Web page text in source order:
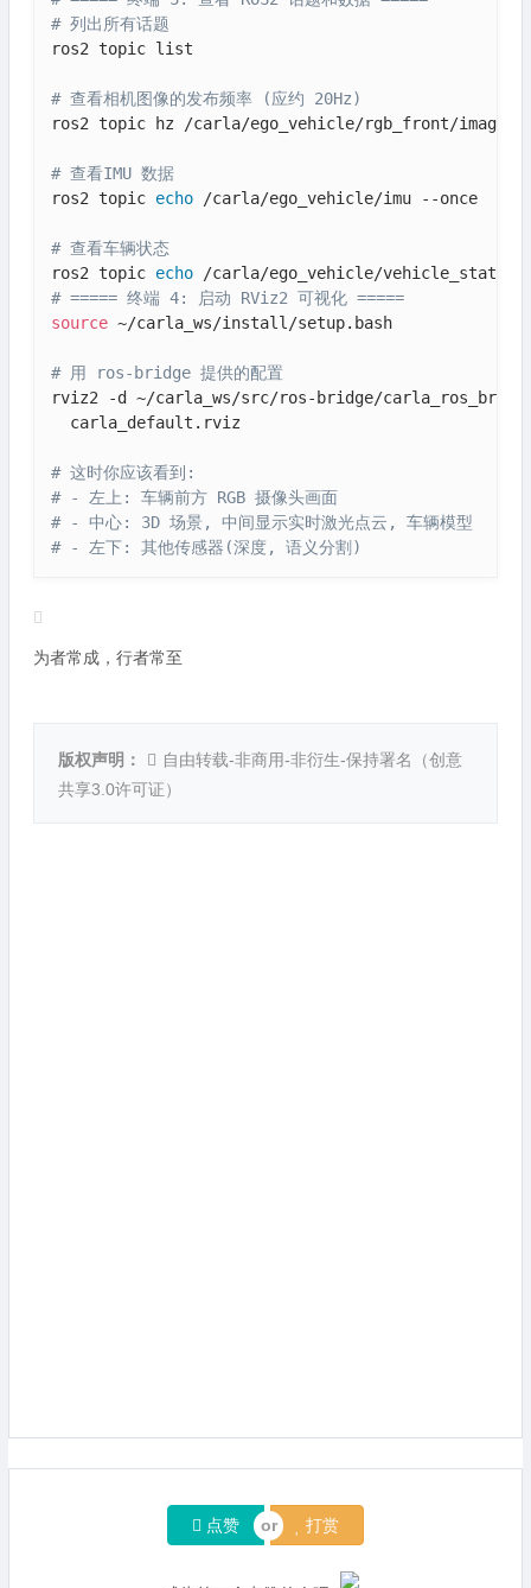
# 列出所有话题
ros2 topic list
# 查看相机图像的发布频率 (应约 20Hz)
ros2 topic hz /carla/ego_vehicle/rgb_front/image
# 查看IMU 数据
ros2 topic echo /carla/ego_vehicle/imu --once
# 查看车辆状态
ros2 topic echo
# ===== 终端 4: 启动 RViz2 可视化 =====
source ~/carla_ws/install/setup.bash
# 用 ros-bridge 提供的配置
rviz2 -d ~/carla_ws/src/ros-bridge/
  carla_default.rviz
# 这时你应该看到:
# - 左上: 车辆前方 RGB 摄像头画面
# - 中心: 3D 场景, 中间显示实时激光点云, 车辆模型
# - 左下: 其他传感器(深度, 语义分割)
为者常成，行者常至
版权声明： 自由转载-非商用-非衍生-保持署名（创意
共享3.0许可证）
点赞 打赏